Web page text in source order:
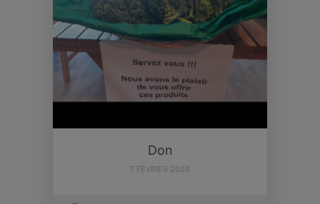
Don
7 FÉVRIER 2020